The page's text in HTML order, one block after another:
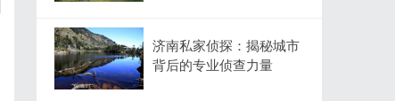
济南私家侦探：揭秘城市
背后的专业侦查力量